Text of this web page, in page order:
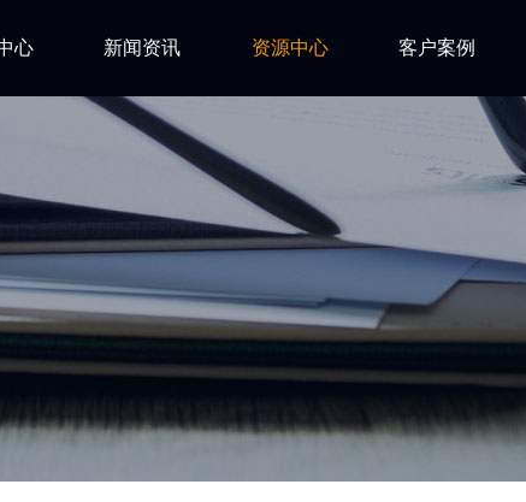
心 新闻资讯
亿道动态
市场活动
资源中心
安装文档
技术文档
网络研讨会
客户案例